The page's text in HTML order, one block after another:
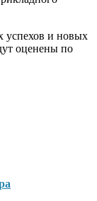
успехов и новых
оценены по